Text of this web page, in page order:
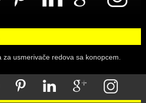
za usmerivače redova sa konopcem.